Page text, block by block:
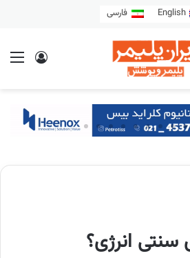
English فارسی
سنتی‌ انرژی؟